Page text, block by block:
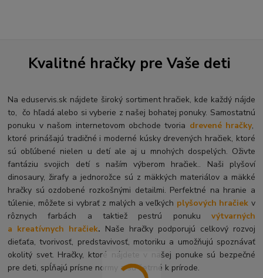
Kvalitné hračky pre Vaše deti
Na eduservis.sk nájdete široký sortiment hračiek, kde každý nájde
to, čo hľadá alebo si vyberie z našej bohatej ponuky. Samostatnú
ponuku v našom internetovom obchode tvoria drevené hračky,
ktoré prinášajú tradičné i moderné kúsky drevených hračiek, ktoré
sú obľúbené nielen u detí ale aj u mnohých dospelých. Oživte
fantáziu svojich detí s naším výberom hračiek.. Naši plyšoví
dinosaury, žirafy a jednorožce sú z mäkkých materiálov a mäkké
hračky sú ozdobené rozkošnými detailmi. Perfektné na hranie a
túlenie, môžete si vybrať z malých a veľkých plyšových hračiek v
rôznych farbách a taktiež pestrú ponuku výtvarných
a kreatívnych hračiek. Naše hračky podporujú celkový rozvoj
dieťaťa, tvorivosť, predstavivosť, motoriku a umožňujú spoznávať
okolitý svet. Hračky, ktoré nájdete v našej ponuke sú bezpečné
pre deti, spĺňajú prísne normy a sú šetrné k prírode.